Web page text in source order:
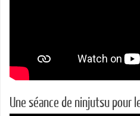
Une séance de ninjutsu pour